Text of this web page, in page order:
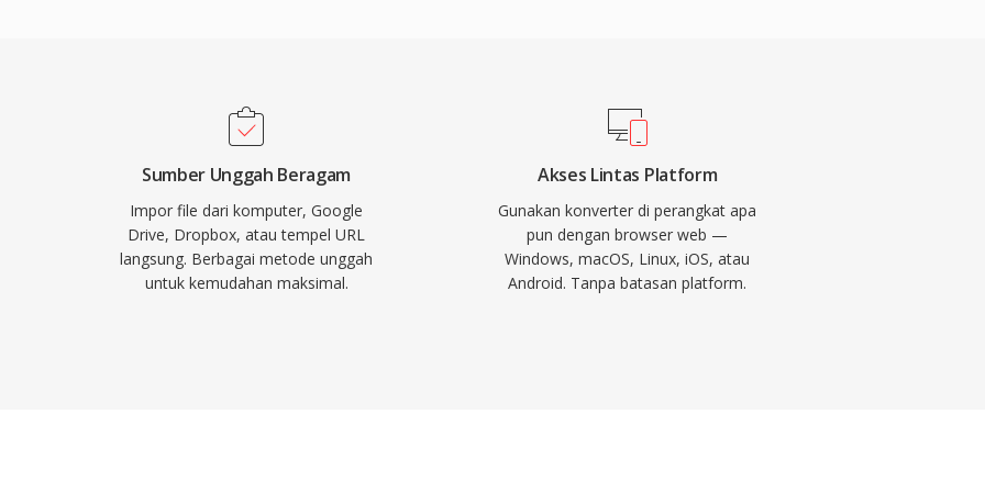
karena alasan
pada bitrate
pesaing, itulah
game di mana
bersaing untuk
menyediakan
Sumber Unggah Beragam
Impor file dari komputer, Google
Drive, Dropbox, atau tempel URL
langsung. Berbagai metode unggah
untuk kemudahan maksimal.
Akses Lintas Platform
Gunakan konverter di perangkat apa
pun dengan browser web —
Windows, macOS, Linux, iOS, atau
Android. Tanpa batasan platform.